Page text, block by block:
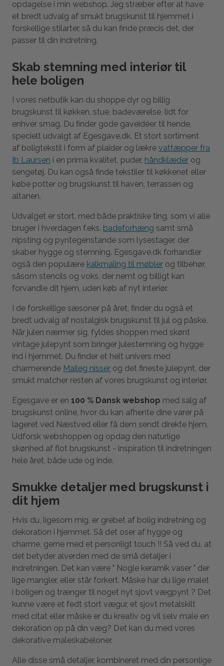
opdagelse i min webshop. Jeg stræber efter at have
et bredt udvalg af smukt brugskunst til hjemmet i
forskellige stilarter, så du kan finde præcis det, der
passer til din indretning.
Skab stemning med interiør til
hele boligen
I vores netbutik kan du shoppe dyr og billig
brugskunst til køkken, stue, badeværelse, lidt for
enhver smag. Du finder gode gaveidéer til hende,
specielt udvalgt af Egesgave.dk. Et stort sortiment
af boligtekstil i form af plaider og lækre vattæpper fra
Ib Laursen i en prima kvalitet, puder, håndklæder og
sengetøj. Du kan også finde tekstiler til køkkenet eller
købe potter og brugskunst til haven, terrassen og
altanen.
Udvalget er stort, med både praktiske ting, som vi alle
bruger i hverdagen f.eks. badeforhæng samt små
nipsting og pyntegenstande som lysestager, der
skaber hygge og stemning. Egesgave.dk forhandler
også den populære kalkmaling til møbler og tilbehør,
såsom stencils og voks, der nemt og billigt kan
forvandle dit hjem, uden køb af nyt interiør.
I de forskellige sæsoner på året, finder du også et
bredt udvalg af nostalgisk brugskunst til jul og påske.
Når julen nærmer sig, fyldes shoppen med skønt
vintage julepynt som bringer julestemning og hygge
ind i hjemmet. Du finder et helt univers med
charmerende Maileg nisser og det fineste julepynt, der
smukt matcher resten af vores brugskunst og interiør.
Egesgave er en 100 % Dansk webshop med salg af
brugskunst online, hvor du kan afhente dine varer på
lageret ved Næstved eller få dem sendt direkte hjem.
Udforsk webshoppen og opdag den naturlige
skønhed af flot brugskunst - inspiration til indretningen
hele året, både ude og inde.
Smukke detaljer med brugskunst i
dit hjem
Hvis du, ligesom mig, er grebet af bolig indretning og
dekoration i hjemmet. Så det oser af hygge og
charme, gerne med et personligt touch !! Så ved du, at
det betyder alverden med de små detaljer i
indretningen. Det kan være " Nogle keramik vaser " der
lige mangler, eller står forkert. Måske har du lige malet
i boligen og trænger til noget nyt sjovt vægpynt ? Det
kunne være et fedt stort vægur, et sjovt metalskilt
med citat eller måske er du kreativ og vil selv male en
dekoration op på din væg? Det kan du med vores
dekorative maleskabeloner.
Alle disse små detaljer, kombineret med din personlige